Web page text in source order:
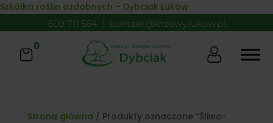
Skip to content
Szkółka roślin ozdobnych – Dybciak Łuków
509 711 564 | kontakt@krzewy.lukow.pl
0
Strona główna / Produkty oznaczone “Śliwo-